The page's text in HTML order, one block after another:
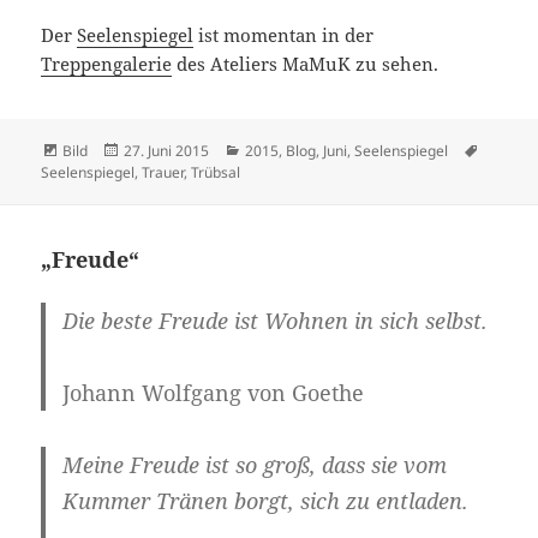
DerSeelenspiegel ist momentan in der
Treppengalerie des Ateliers MaMuK zu sehen.
Format
Bild
Veröffentlicht
am
27. Juni 2015 Kategorien
2015, Blog, Juni,Seelenspiegel
Seelenspiegel,Trauer,Trübsal
„Freude“
Die besteFreude ist Wohnen in sich selbst.
Johann Wolfgang von Goethe
MeineFreude ist so groß, dass sie vom
Kummer Tränen borgt, sich zu entladen.